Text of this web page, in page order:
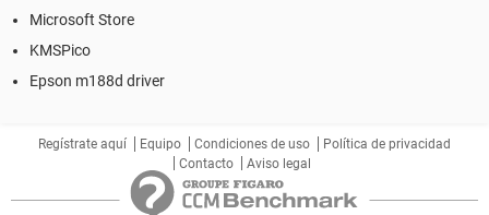
Microsoft Store
KMSPico
Epson m188d driver
Regístrate aquí Equipo Condiciones de uso
Política de privacidad
Contacto
Aviso legal